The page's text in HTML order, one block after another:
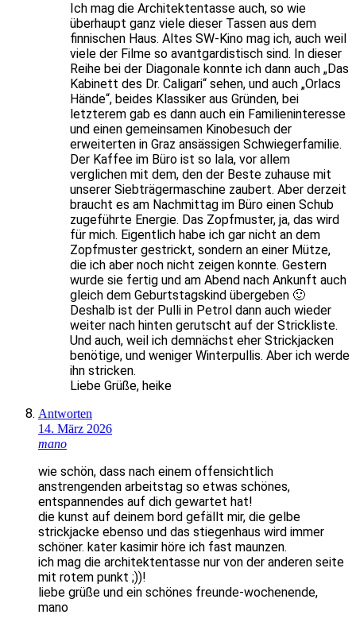
Ich mag die Architektentasse auch, so wie
überhaupt ganz viele dieser Tassen aus dem
finnischen Haus. Altes SW-Kino mag ich, auch weil
viele der Filme so avantgardistisch sind. In dieser
Reihe bei der Diagonale konnte ich dann auch „Das
Kabinett des Dr. Caligari“ sehen, und auch „Orlacs
Hände“, beides Klassiker aus Gründen, bei
letzterem gab es dann auch ein Familieninteresse
und einen gemeinsamen Kinobesuch der
erweiterten in Graz ansässigen Schwiegerfamilie.
Der Kaffee im Büro ist so lala, vor allem
verglichen mit dem, den der Beste zuhause mit
unserer Siebträgermaschine zaubert. Aber derzeit
braucht es am Nachmittag im Büro einen Schub
zugeführte Energie. Das Zopfmuster, ja, das wird
für mich. Eigentlich habe ich gar nicht an dem
Zopfmuster gestrickt, sondern an einer Mütze,
die ich aber noch nicht zeigen konnte. Gestern
wurde sie fertig und am Abend nach Ankunft auch
gleich dem Geburtstagskind übergeben 🙂
Deshalb ist der Pulli in Petrol dann auch wieder
weiter nach hinten gerutscht auf der Strickliste.
Und auch, weil ich demnächst eher Strickjacken
benötige, und weniger Winterpullis. Aber ich werde
ihn stricken.
Liebe Grüße, heike
Antworten
14. März 2026
mano
wie schön, dass nach einem offensichtlich
anstrengenden arbeitstag so etwas schönes,
entspannendes auf dich gewartet hat!
die kunst auf deinem bord gefällt mir, die gelbe
strickjacke ebenso und das stiegenhaus wird immer
schöner. kater kasimir höre ich fast maunzen.
ich mag die architektentasse nur von der anderen seite
mit rotem punkt ;))!
liebe grüße und ein schönes freunde-wochenende,
mano